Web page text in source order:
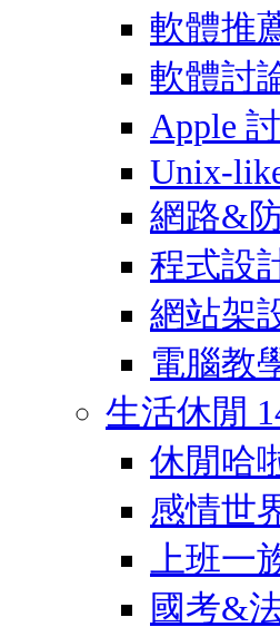
軟體推
軟體討
Apple
Unix-
網路&
程式設
網站架
電腦教
生活休閒
休閒哈
感情世
上班一
國考&